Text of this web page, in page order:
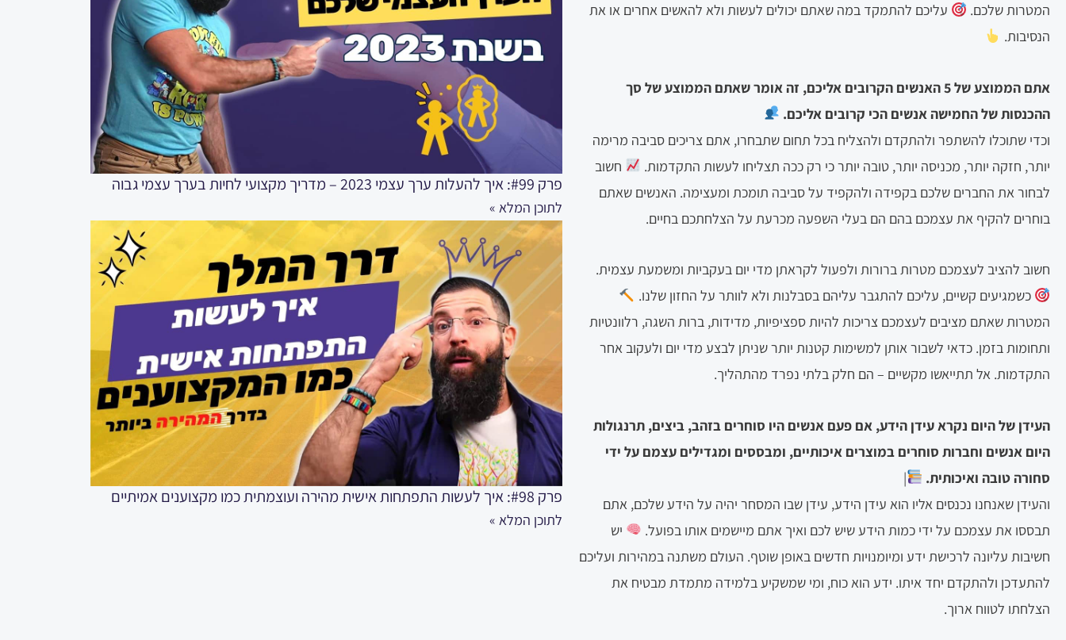
המטרות שלכם.
עליכם להתמקד במה שאתם יכולים לעשות ולא להאשים אחרים או את
הנסיבות.
אתם הממוצע של 5 האנשים הקרובים אליכם, זה אומר שאתם הממוצע של סך
ההכנסות של החמישה אנשים הכי קרובים אליכם.
וכדי שתוכלו להשתפר ולהתקדם ולהצליח בכל תחום שתבחרו, אתם צריכים סביבה מרימה
יותר, חזקה יותר, מכניסה יותר, טובה יותר כי רק ככה תצליחו לעשות התקדמות.
חשוב
לבחור את החברים שלכם בקפידה ולהקפיד על סביבה תומכת ומעצימה. האנשים שאתם
בוחרים להקיף את עצמכם בהם הם בעלי השפעה מכרעת על הצלחתכם בחיים.
חשוב להציב לעצמכם מטרות ברורות ולפעול לקראתן מדי יום בעקביות ומשמעת עצמית.
כשמגיעים קשיים, עליכם להתגבר עליהם בסבלנות ולא לוותר על החזון שלנו.
המטרות שאתם מציבים לעצמכם צריכות להיות ספציפיות, מדידות, ברות השגה, רלוונטיות
ותחומות בזמן. כדאי לשבור אותן למשימות קטנות יותר שניתן לבצע מדי יום ולעקוב אחר
התקדמות. אל תתייאשו מקשיים – הם חלק בלתי נפרד מהתהליך.
העידן של היום נקרא עידן הידע, אם פעם אנשים היו סוחרים בזהב, ביצים, תרנגולות
היום אנשים וחברות סוחרים במוצרים איכותיים, ומבססים ומגדילים עצמם על ידי
סחורה טובה ואיכותית.
|
והעידן שאנחנו נכנסים אליו הוא עידן הידע, עידן שבו המסחר יהיה על הידע שלכם, אתם
תבססו את עצמכם על ידי כמות הידע שיש לכם ואיך אתם מיישמים אותו בפועל.
יש
חשיבות עליונה לרכישת ידע ומיומנויות חדשים באופן שוטף. העולם משתנה במהירות ועליכם
להתעדכן ולהתקדם יחד איתו. ידע הוא כוח, ומי שמשקיע בלמידה מתמדת מבטיח את
הצלחתו לטווח ארוך.
פרק #99: איך להעלות ערך עצמי 2023 – מדריך מקצועי לחיות בערך עצמי גבוה
לתוכן המלא »
פרק #98: איך לעשות התפתחות אישית מהירה ועוצמתית כמו מקצוענים אמיתיים
לתוכן המלא »